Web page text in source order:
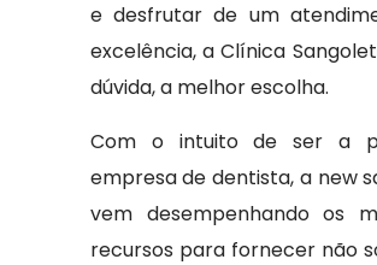
e desfrutar de um
excelência, a Clínica
dúvida, a melhor escolha.
Com o intuito de ser a
empresa de dentista, a new
vem desempenhando os
recursos para fornecer não